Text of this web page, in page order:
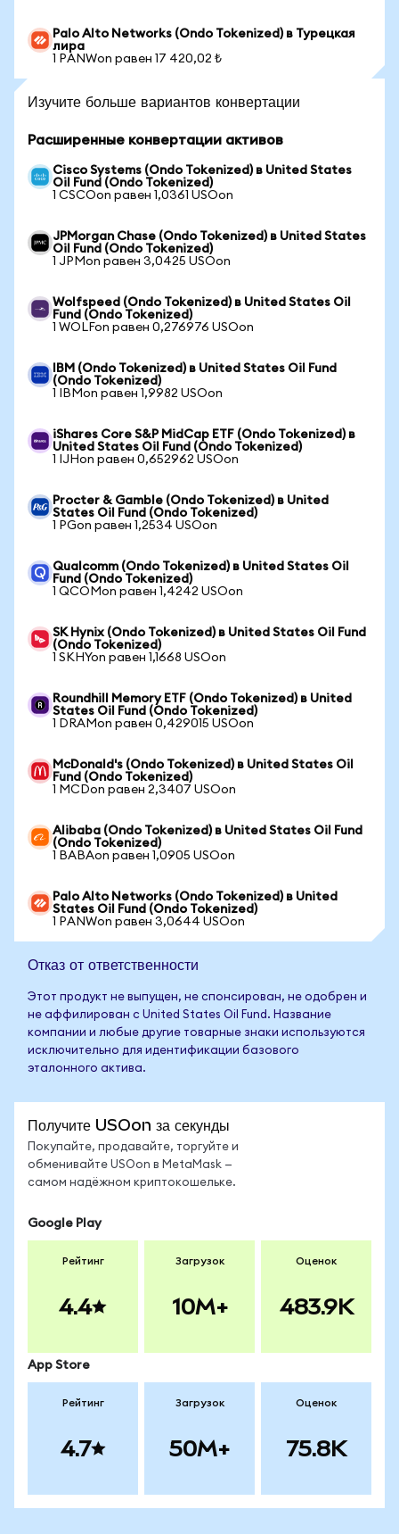
Palo Alto Networks (Ondo Tokenized) в Турецкая
лира
1 PANWon равен 17 420,02 ₺
Изучите больше вариантов конвертации
Расширенные конвертации активов
Cisco Systems (Ondo Tokenized) в United States
Oil Fund (Ondo Tokenized)
1 CSCOon равен 1,0361 USOon
JPMorgan Chase (Ondo Tokenized) в United States
Oil Fund (Ondo Tokenized)
1 JPMon равен 3,0425 USOon
Wolfspeed (Ondo Tokenized) в United States Oil
Fund (Ondo Tokenized)
1 WOLFon равен 0,276976 USOon
IBM (Ondo Tokenized) в United States Oil Fund
(Ondo Tokenized)
1 IBMon равен 1,9982 USOon
iShares Core S&P MidCap ETF (Ondo Tokenized) в
United States Oil Fund (Ondo Tokenized)
1 IJHon равен 0,652962 USOon
Procter & Gamble (Ondo Tokenized) в United
States Oil Fund (Ondo Tokenized)
1 PGon равен 1,2534 USOon
Qualcomm (Ondo Tokenized) в United States Oil
Fund (Ondo Tokenized)
1 QCOMon равен 1,4242 USOon
SK Hynix (Ondo Tokenized) в United States Oil Fund
(Ondo Tokenized)
1 SKHYon равен 1,1668 USOon
Roundhill Memory ETF (Ondo Tokenized) в United
States Oil Fund (Ondo Tokenized)
1 DRAMon равен 0,429015 USOon
McDonald's (Ondo Tokenized) в United States Oil
Fund (Ondo Tokenized)
1 MCDon равен 2,3407 USOon
Alibaba (Ondo Tokenized) в United States Oil Fund
(Ondo Tokenized)
1 BABAon равен 1,0905 USOon
Palo Alto Networks (Ondo Tokenized) в United
States Oil Fund (Ondo Tokenized)
1 PANWon равен 3,0644 USOon
Отказ от ответственности
Этот продукт не выпущен, не спонсирован, не одобрен и
не аффилирован с United States Oil Fund. Название
компании и любые другие товарные знаки используются
исключительно для идентификации базового
эталонного актива.
Получите USOon за секунды
Покупайте, продавайте, торгуйте и
обменивайте USOon в MetaMask —
самом надёжном криптокошельке.
Google Play
Рейтинг
4.4
Загрузок
10M+
Оценок
483.9K
App Store
Рейтинг
4.7
Загрузок
50M+
Оценок
75.8K